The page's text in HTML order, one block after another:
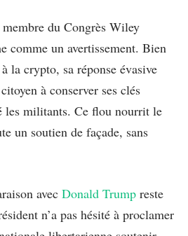
membre du Congrès Wiley
comme un avertissement. Bien
la crypto, sa réponse évasive
à conserver ses clés
les militants. Ce flou nourrit le
un soutien de façade, sans
avec Donald Trump reste
n’a pas hésité à proclamer